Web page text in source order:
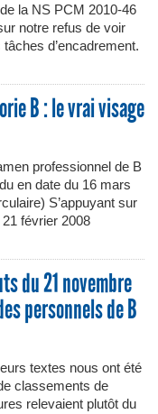
la NS PCM 2010-46
notre refus de voir
d’encadrement.
B : le vrai visage
professionnel de B
en date du 16 mars
S’appuyant sur
21 février 2008
du 21 novembre
personnels de B
textes nous ont été
classements de
relevaient plutôt du